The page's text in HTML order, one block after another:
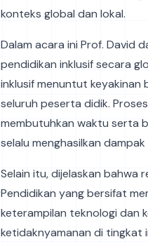
konteks global dan lokal.
Dalam acara ini Prof. David
pendidikan inklusif secara
inklusif menuntut
seluruh peserta didik.
membutuhkan waktu serta
selalu menghasilkan
Selain itu, dijelaskan bahwa
Pendidikan yang bersifat
keterampilan teknologi dan
ketidaknyamanan di